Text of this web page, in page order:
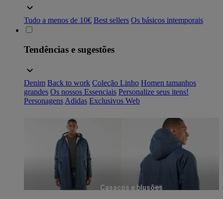
Tudo a menos de 10€ Best sellers Os básicos intemporais
Tendências e sugestões
Denim Back to work Coleção Linho Homen tamanhos
grandes Os nossos Essenciais Personalize seus itens!
Personagens Adidas Exclusivos Web
Casacos e blusões